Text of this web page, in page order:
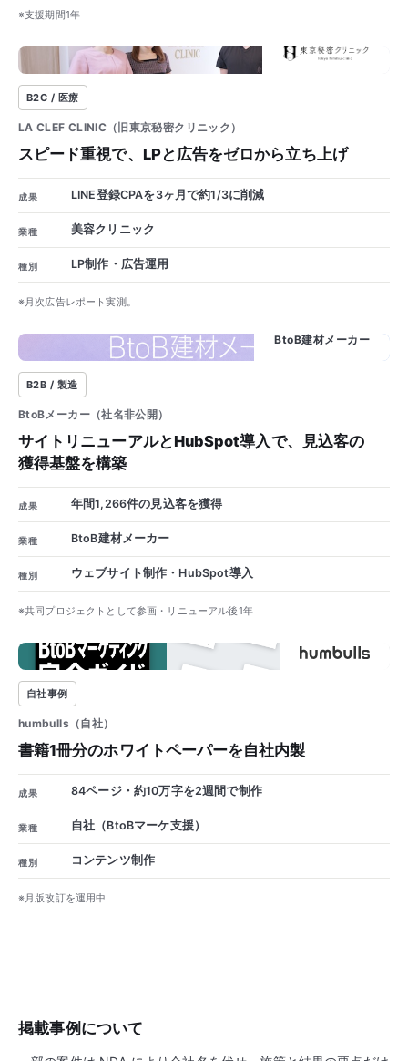
※支援期間1年
1/3
B2C / 医療
LA CLEF CLINIC（旧東京秘密クリニック）
スピード重視で、LPと広告をゼロから立ち上げ
成果 LINE登録CPAを3ヶ月で約1/3に削減
業種 美容クリニック
種別 LP制作・広告運用
※月次広告レポート実測。
1,266 BtoB建材メーカー
B2B / 製造
BtoBメーカー（社名非公開）
サイトリニューアルとHubSpot導入で、見込客の
獲得基盤を構築
成果 年間1,266件の見込客を獲得
業種 BtoB建材メーカー
種別 ウェブサイト制作・HubSpot導入
※共同プロジェクトとして参画・リニューアル後1年
84P
自社事例
humbulls（自社）
書籍1冊分のホワイトペーパーを自社内製
成果 84ページ・約10万字を2週間で制作
業種 自社（BtoBマーケ支援）
種別 コンテンツ制作
※月版改訂を運用中
掲載事例について